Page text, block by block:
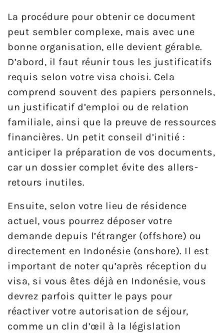
La procédure pour obtenir ce document
peut sembler complexe, mais avec une
bonne organisation, elle devient gérable.
D’abord, il faut réunir tous les justificatifs
requis selon votre visa choisi. Cela
comprend souvent des papiers personnels,
un justificatif d’emploi ou de relation
familiale, ainsi que la preuve de ressources
financières. Un petit conseil d’initié :
anticiper la préparation de vos documents,
car un dossier complet évite des allers-
retours inutiles.
Ensuite, selon votre lieu de résidence
actuel, vous pourrez déposer votre
demande depuis l’étranger (offshore) ou
directement en Indonésie (onshore). Il est
important de noter qu’après réception du
visa, si vous êtes déjà en Indonésie, vous
devrez parfois quitter le pays pour
réactiver votre autorisation de séjour,
comme un clin d’œil à la législation